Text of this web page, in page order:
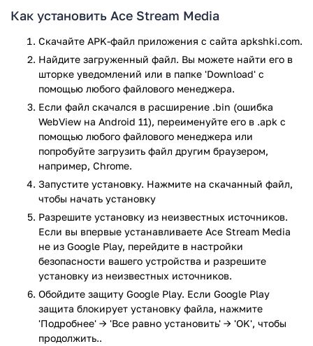
Stream, FTP, RTMP, HTTP(S), BitTorrent и другие. А
популярных форматов, вы можете проигрывать любые
видео и аудио файлы на своем Андроид смартфоне или
планшете. Все кодеки доступны по умолчанию: не
придется ничего скачивать отдельно.
Возможности плеера:
Смотрите любые видео онлайн с наилучшим
качеством (мультики, кино, прямые эфиры и каналы
телевидения).
Слушайте музыку с самым высоким качеством, ведь
вам доступна поддержка даже lossless формата.
Теперь можно не ждать долгой загрузки торрентов, а
воспроизводить их сразу же онлайн!
Можно запускать видео и аудиофайлы на AppleTV,
Chromecast и других удаленных устройствах.
Воспользуйтесь любым плеер для проигрывания
контента.
Поддержка множества форматов, в том числе MKV,
MP4, AVI, MOV, Ogg, FLAC, TS, M2TS, Wav и AAC
Как установить Ace Stream Media
Скачайте APK-файл приложения с сайта apkshki.com.
Найдите загруженный файл. Вы можете найти его в
шторке уведомлений или в папке 'Download' с
помощью любого файлового менеджера.
Если файл скачался в расширение .bin (ошибка
WebView на Android 11), переименуйте его в .apk с
помощью любого файлового менеджера или
попробуйте загрузить файл другим браузером,
например, Chrome.
Запустите установку. Нажмите на скачанный файл,
чтобы начать установку
Разрешите установку из неизвестных источников.
Если вы впервые устанавливаете Ace Stream Media
не из Google Play, перейдите в настройки
безопасности вашего устройства и разрешите
установку из неизвестных источников.
Обойдите защиту Google Play. Если Google Play
защита блокирует установку файла, нажмите
'Подробнее' → 'Все равно установить' → 'OK', чтобы
продолжить..